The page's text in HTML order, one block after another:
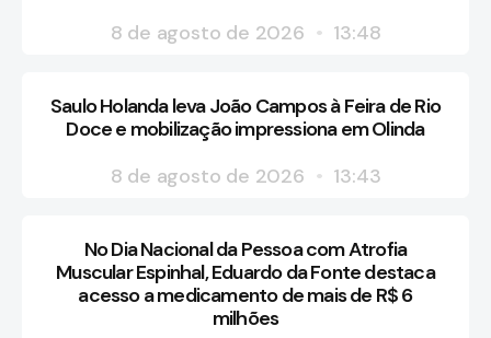
8 de agosto de 2026
13:48
Saulo Holanda leva João Campos à Feira de Rio
Doce e mobilização impressiona em Olinda
8 de agosto de 2026
13:43
No Dia Nacional da Pessoa com Atrofia
Muscular Espinhal, Eduardo da Fonte destaca
acesso a medicamento de mais de R$ 6
milhões